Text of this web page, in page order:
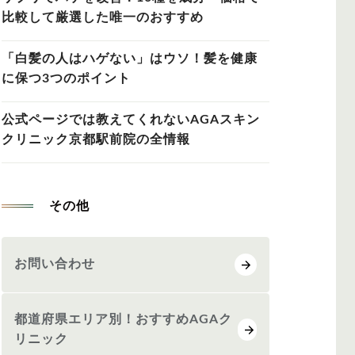
比較して厳選した唯一のおすすめ
「白髪の人はハゲない」はウソ！髪を健康
に保つ3つのポイント
公式ページでは教えてくれないAGAスキン
クリニック京都駅前院の全情報
その他
お問い合わせ
都道府県エリア別！おすすめAGAク
リニック